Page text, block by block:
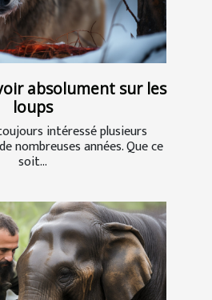
absolument sur les
loups
intéressé plusieurs
nombreuses années. Que ce
soit...